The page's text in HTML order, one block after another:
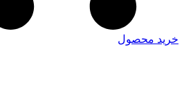
خرید محصول